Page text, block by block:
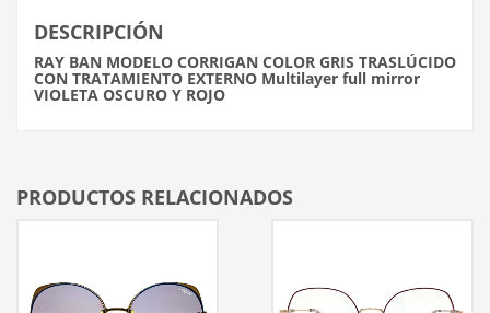
DESCRIPCIÓN
RAY BAN MODELO CORRIGAN COLOR GRIS TRASLÚCIDO
CON TRATAMIENTO EXTERNO Multilayer full mirror
VIOLETA OSCURO Y ROJO
PRODUCTOS RELACIONADOS